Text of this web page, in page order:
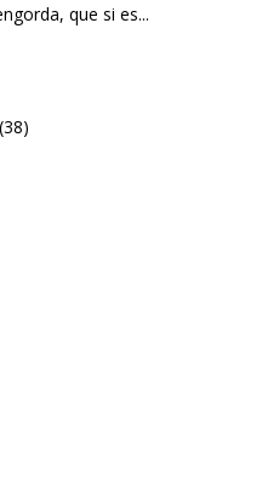
que si es...
(38)